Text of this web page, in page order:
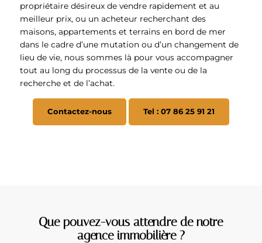
propriétaire désireux de vendre rapidement et au
meilleur prix, ou un acheteur recherchant des
maisons, appartements et terrains en bord de mer
dans le cadre d’une mutation ou d’un changement de
lieu de vie, nous sommes là pour vous accompagner
tout au long du processus de la vente ou de la
recherche et de l’achat.
Contactez-nous Tel : 07 86 25 91 21
Que pouvez-vous attendre de notre
agence immobilière ?